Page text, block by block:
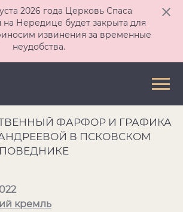
2026 года Церковь Спаса
Нередице будет закрыта для
извинения за временные
неудобства.
ФАРФОР И ГРАФИКА
В ПСКОВСКОМ
кремль